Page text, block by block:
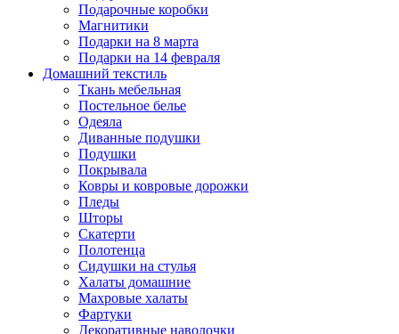
Подарочные коробки
Магнитики
Подарки на 8 марта
Подарки на 14 февраля
Домашний текстиль
Ткань мебельная
Постельное белье
Одеяла
Диванные подушки
Подушки
Покрывала
Ковры и ковровые дорожки
Пледы
Шторы
Скатерти
Полотенца
Сидушки на стулья
Халаты домашние
Махровые халаты
Фартуки
Декоративные наволочки